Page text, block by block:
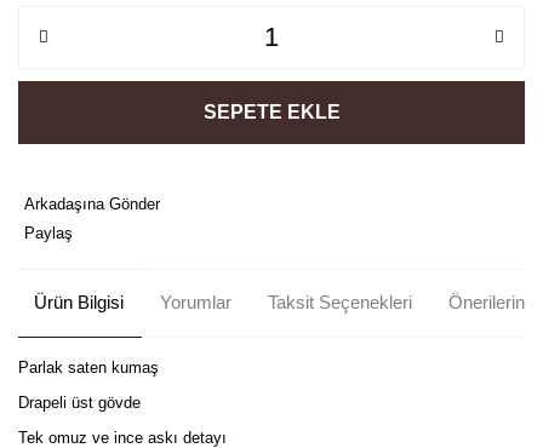
SEPETE EKLE
Arkadaşına Gönder
Paylaş
Ürün Bilgisi Yorumlar Taksit Seçenekleri Önerileriniz
Parlak saten kumaş
Drapeli üst gövde
Tek omuz ve ince askı detayı